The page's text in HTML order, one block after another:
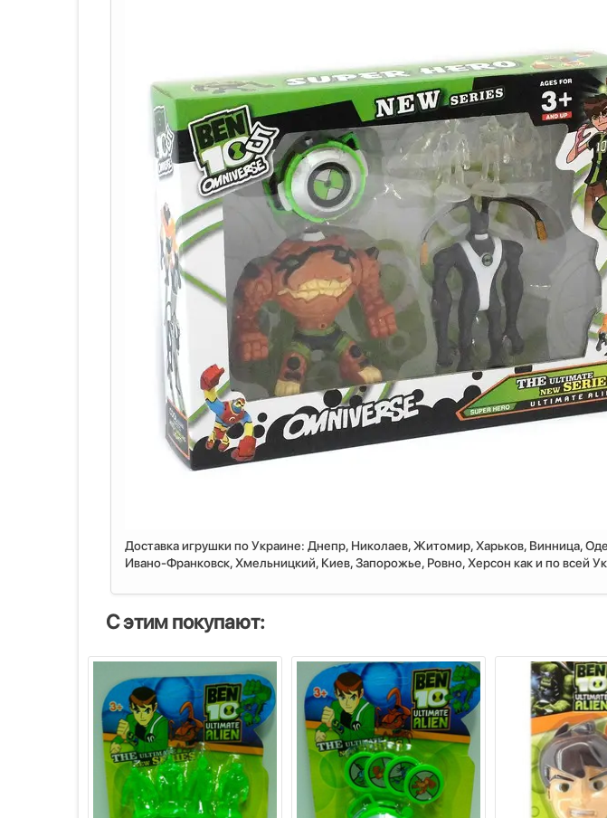
Доставка игрушки по Украине: Днепр, Николаев, Житомир, Харьков, Винница,
Ивано-Франковск, Хмельницкий, Киев, Запорожье, Ровно, Херсон как и по всей
С этим покупают: